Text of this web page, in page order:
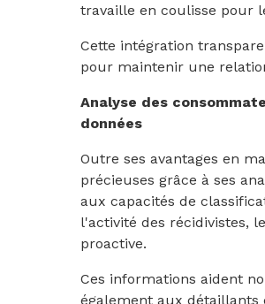
travaille en coulisse pour
Cette intégration
pour maintenir une
Analyse des
données
Outre ses avantages en
précieuses grâce à ses
aux capacités de
l'activité des récidivistes,
proactive.
Ces informations aident
également aux détaillants